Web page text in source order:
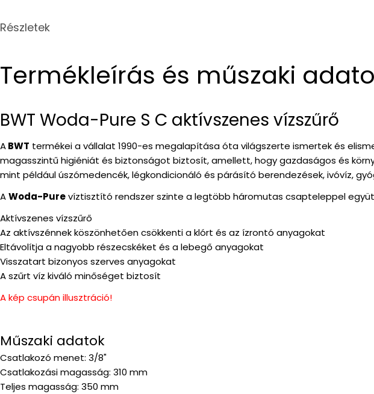
Részletek
Termékleírás és műszaki
BWT Woda-Pure S C aktívszenes vízszűrő
ABWT termékei a vállalat 1990-es megalapítása óta világszerte ismertek és
magasszintű higiéniát és biztonságot biztosít, amellett, hogy gazdaságos és
mint például úszómedencék, légkondicionáló és párásító berendezések, ivóvíz,
AWoda-Purevíztisztító rendszer szinte a legtöbb háromutas csapteleppel
Aktívszenes vízszűrő
Az aktívszénnek köszönhetően csökkenti a klórt és az ízrontó anyagokat
Eltávolítja a nagyobb részecskéket és a lebegő anyagokat
Visszatart bizonyos szerves anyagokat
A szűrt víz kiváló minőséget biztosít
A kép csupán illusztráció!
Műszaki adatok
Csatlakozó menet: 3/8"
Csatlakozási magasság: 310 mm
Teljes magasság: 350 mm